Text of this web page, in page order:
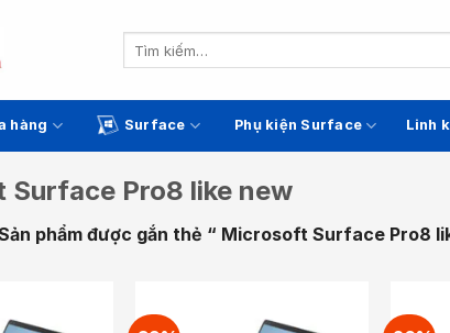
hàng Surface Phụ kiện Surface Linh
Surface Pro8 like new
phẩm được gắn thẻ “ Microsoft Surface Pro8